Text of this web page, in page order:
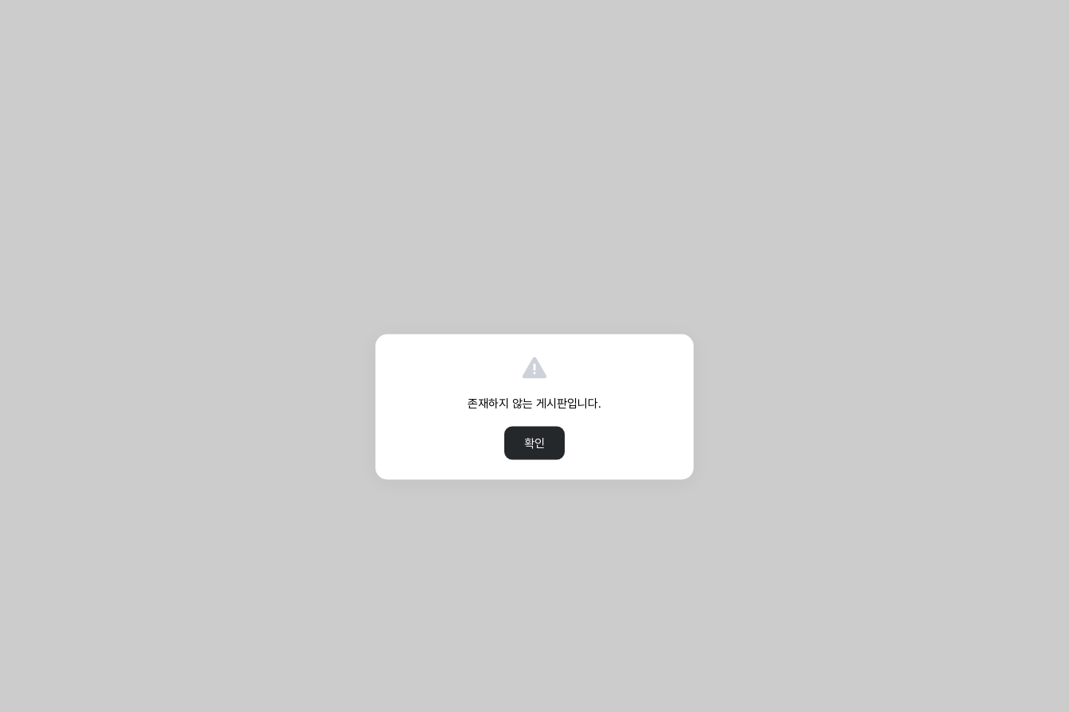
존재하지 않는 게시판입니다.
확인